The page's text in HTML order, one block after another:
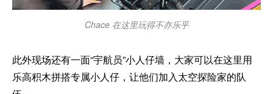
Chace 在这里玩得不亦乐乎
此外现场还有一面“宇航员”小人仔墙，大家可以在这里用
乐高积木拼搭专属小人仔，让他们加入太空探险家的队